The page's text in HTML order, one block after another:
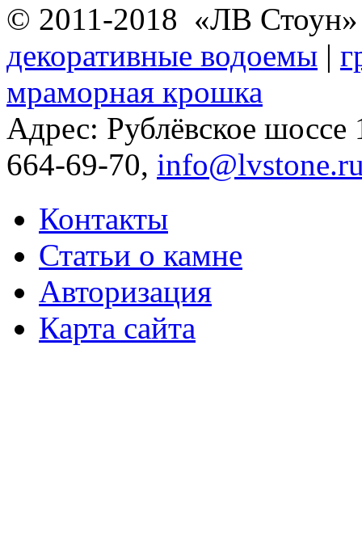
© 2011-2018 «ЛВ
декоративные водоемы |
мраморная крошка
Адрес: Рублёвское
664-69-70,
Контакты
Статьи о камне
Авторизация
Карта сайта